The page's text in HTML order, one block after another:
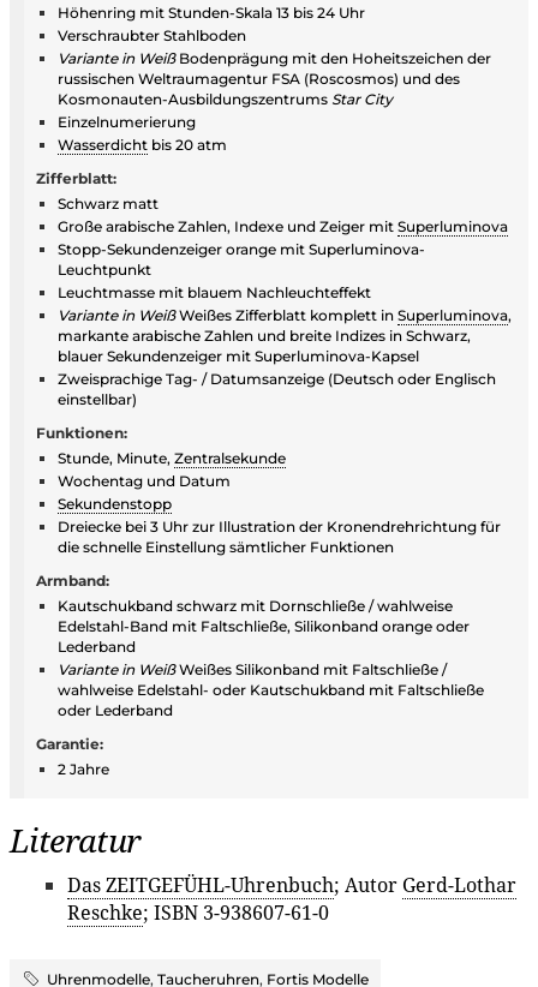
Höhenring mit Stunden-Skala 13 bis 24 Uhr
Verschraubter Stahlboden
Variante in Weiß Bodenprägung mit den Hoheitszeichen der
russischen Weltraumagentur FSA (Roscosmos) und des
Kosmonauten-Ausbildungszentrums Star City
Einzelnumerierung
Wasserdicht bis 20 atm
Zifferblatt:
Schwarz matt
Große arabische Zahlen, Indexe und Zeiger mit Superluminova
Stopp-Sekundenzeiger orange mit Superluminova-
Leuchtpunkt
Leuchtmasse mit blauem Nachleuchteffekt
Variante in WeißWeißes Zifferblatt komplett in Superluminova,
markante arabische Zahlen und breite Indizes in Schwarz,
blauer Sekundenzeiger mit Superluminova-Kapsel
Zweisprachige Tag- / Datumsanzeige (Deutsch oder Englisch
einstellbar)
Funktionen:
Stunde, Minute, Zentralsekunde
Wochentag und Datum
Sekundenstopp
Dreiecke bei 3 Uhr zur Illustration der Kronendrehrichtung für
die schnelle Einstellung sämtlicher Funktionen
Armband:
Kautschukband schwarz mit Dornschließe / wahlweise
Edelstahl-Band mit Faltschließe, Silikonband orange oder
Lederband
Variante in WeißWeißes Silikonband mit Faltschließe /
wahlweise Edelstahl- oder Kautschukband mit Faltschließe
oder Lederband
Garantie:
2 Jahre
Literatur
Das ZEITGEFÜHL-Uhrenbuch; Autor Gerd-Lothar
Reschke; ISBN 3-938607-61-0
Uhrenmodelle, Taucheruhren, Fortis Modelle